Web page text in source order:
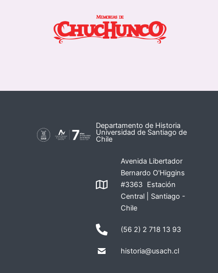
Departamento de Historia
Universidad de Santiago de
Chile
Avenida Libertador
Bernardo O'Higgins
#3363 Estación
Central | Santiago -
Chile
(56 2) 2 718 13 93
historia@usach.cl